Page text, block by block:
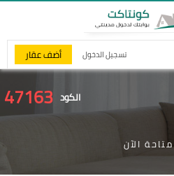
تسجيل الدخول أضف عقار
الكود 47163
متاحة الآن